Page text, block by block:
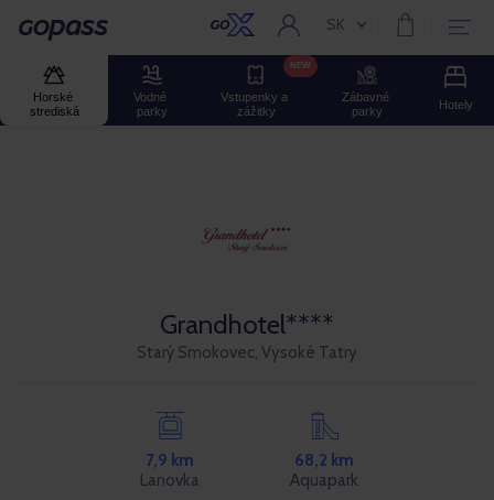
Gopass Aktuální jazyk:
SK
Horské
strediská
Vodné
parky
Vstupenky a
zážitky
NEW
Zábavné
parky
Hotely
Grandhotel****
Starý Smokovec, Vysoké Tatry
7,9 km
Lanovka
68,2 km
Aquapark